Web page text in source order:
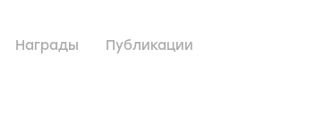
Награды Публикации